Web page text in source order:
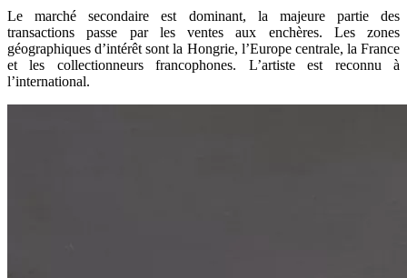
Le marché secondaire est dominant, la majeure partie des
transactions passe par les ventes aux enchères. Les zones
géographiques d’intérêt sont la Hongrie, l’Europe centrale, la France
et les collectionneurs francophones. L’artiste est reconnu à
l’international.